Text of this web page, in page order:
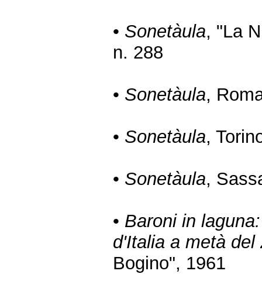
• Sonetàula, "La
n. 288
• Sonetàula,
• Sonetàula,
• Sonetàula,
• Baroni in
d'Italia a metà del
Bogino", 1961